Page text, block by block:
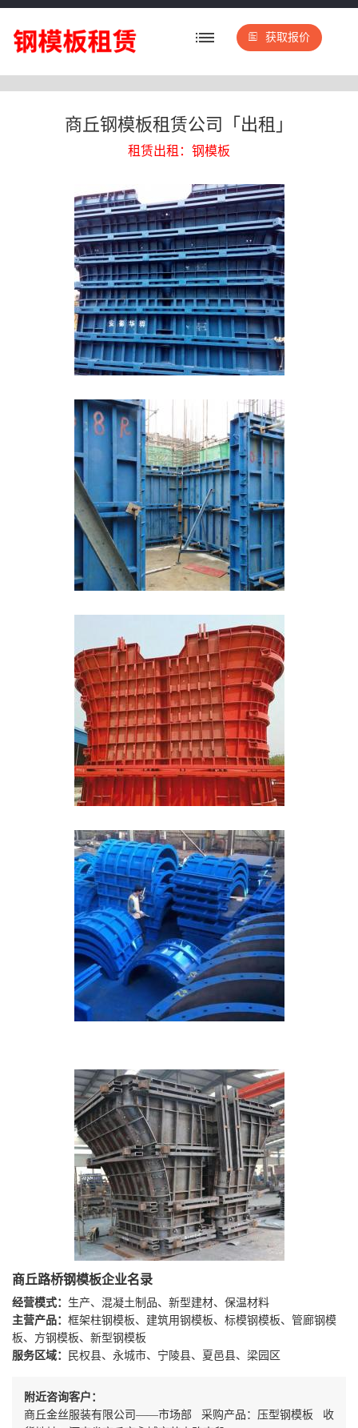
获取报价
商丘钢模板租赁公司「出租」
租赁出租：钢模板
商丘路桥钢模板企业名录
经营模式： 生产、混凝土制品、新型建材、保温材料
主营产品： 框架柱钢模板、建筑用钢模板、标模钢模板、管廊钢模
板、方钢模板、新型钢模板
服务区域：
民权县、永城市、宁陵县、夏邑县、梁园区
附近咨询客户：
商丘金丝服装有限公司——市场部 采购产品：压型钢模板 收